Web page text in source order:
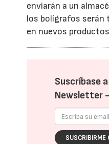
enviarán a un
los bolígrafos
en nuevos
Suscríbase
Newsletter -
SUSCRIBIRME